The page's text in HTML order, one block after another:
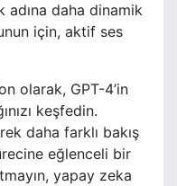
adına daha dinamik
için, aktif ses
olarak, GPT-4’in
keşfedin.
daha farklı bakış
eğlenceli bir
yapay zeka